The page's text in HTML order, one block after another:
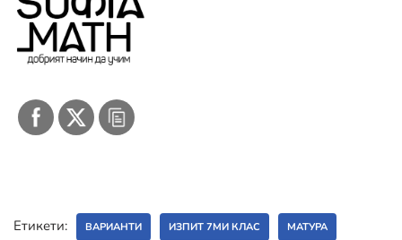
Етикети: ВАРИАНТИ ИЗПИТ 7МИ КЛАС МАТУРА